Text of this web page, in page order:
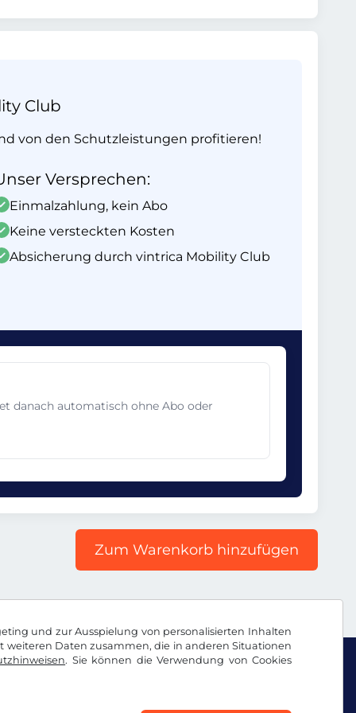
und zur Ausspielung von personalisierten Inhalten
Daten zusammen, die in anderen Situationen
. Sie können die Verwendung von Cookies
Club
von den Schutzleistungen profitieren!
Versprechen:
Einmalzahlung, kein Abo
Keine versteckten Kosten
Absicherung durch vintrica Mobility Club
danach automatisch ohne Abo oder
Zum Warenkorb hinzufügen